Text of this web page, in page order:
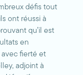
défis tout
ont réussi à
qu’il est
en
avec fierté et
adjoint à